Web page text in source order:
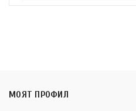
МОЯТ ПРОФИЛ